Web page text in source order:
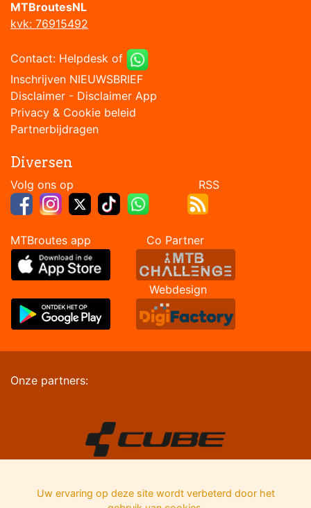
MTBroutesNL
kvk: 76915492
Contact: Helpdesk of
Inschrijven NIEUWSBRIEF
Disclaimer - Disclaimer App
Privacy & Cookie beleid
Partnerbijdragen
Diversen
Volg ons op RSS
MTBroutes app Co Partner
Webdesign
Onze partners:
Uw ervaring op deze site wordt verbeterd door het